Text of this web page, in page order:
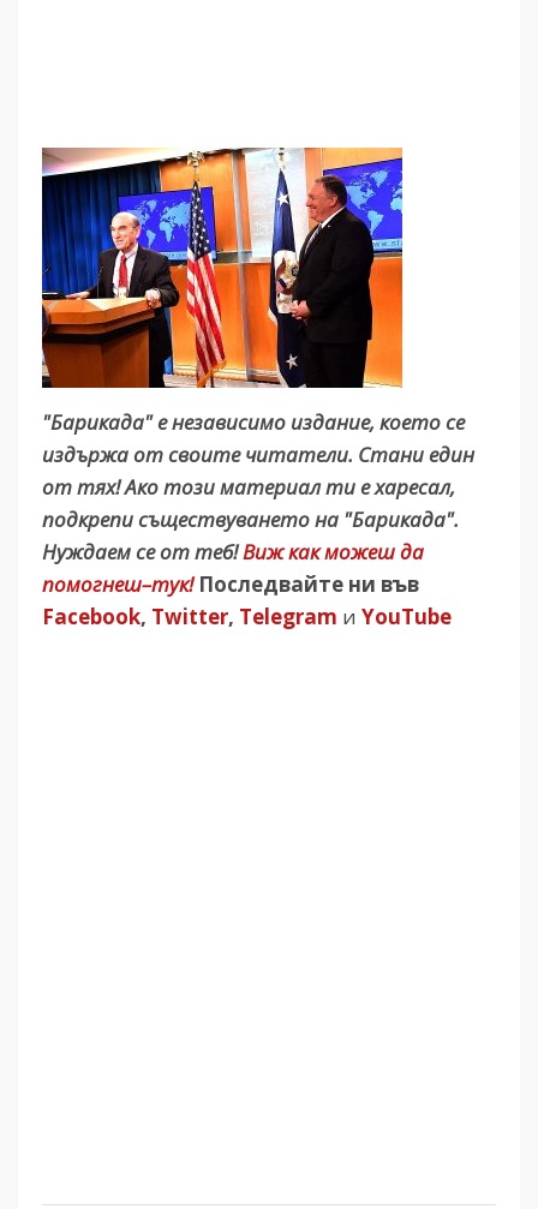
"Барикада" е независимо издание, което се
издържа от своите читатели. Стани един
от тях! Ако този материал ти е харесал,
подкрепи съществуването на "Барикада".
Нуждаем се от теб!Виж как можеш да
помогнеш–тук! Последвайте ни във
Facebook, Twitter, Telegram и YouTube